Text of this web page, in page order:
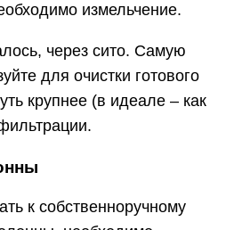
измельчение.
через сито. Самую
для очистки готового
крупнее (в идеале – как
к собственноручному